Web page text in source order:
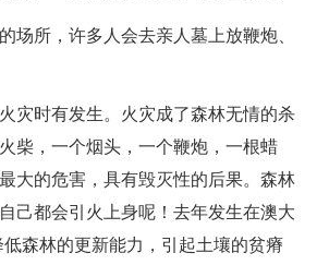
场所，许多人会去亲人墓上放鞭炮、
灾时有发生。火灾成了森林无情的杀
柴，一个烟头，一个鞭炮，一根蜡
大的危害，具有毁灭性的后果。森林
己都会引火上身呢！去年发生在澳大
森林的更新能力，引起土壤的贫瘠